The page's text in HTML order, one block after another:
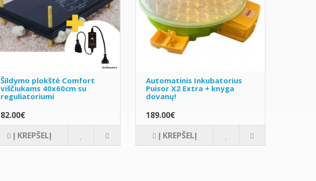
Šildymo plokštė Comfort
viščiukams 40x60cm su
reguliatoriumi
82.00€
Į KREPŠELĮ
Automatinis Inkubatorius
Puisor X2 Extra + knyga
dovanų!
189.00€
Į KREPŠELĮ